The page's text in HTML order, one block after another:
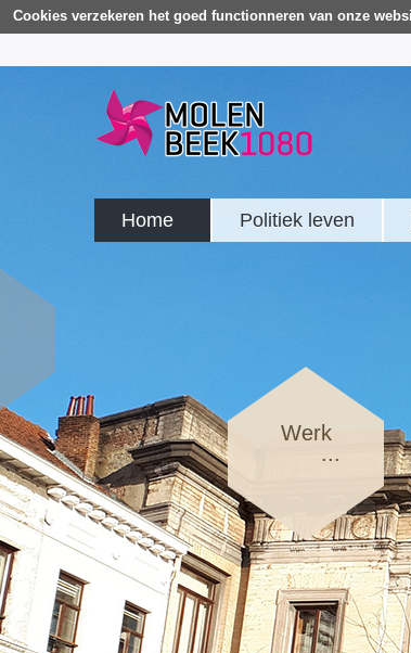
Cookies verzekeren het goed functionneren van onze
Home Politiek leven
Werk
...